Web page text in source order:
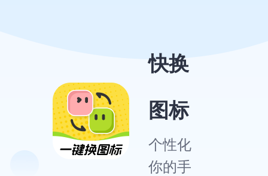
快换
图标
个性化
你的手